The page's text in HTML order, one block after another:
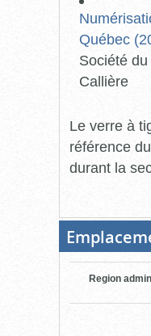
Québec
Société
Callière
Le verre à
référence
durant la
Region